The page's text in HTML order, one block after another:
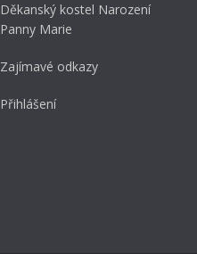
Děkanský kostel Narození
Panny Marie
Zajímavé odkazy
Přihlášení